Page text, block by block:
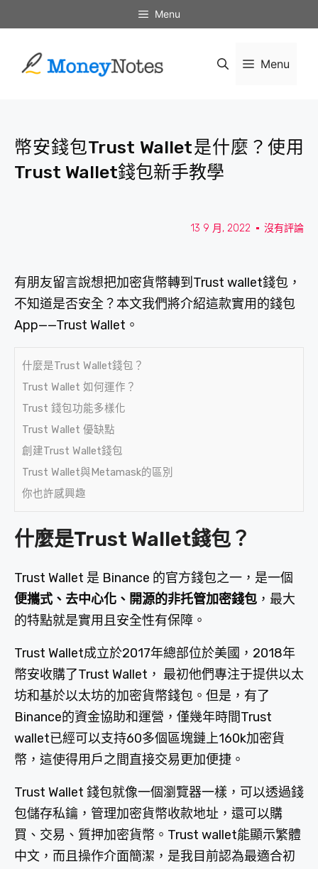
Menu
Menu
幣安錢包Trust Wallet是什麼？使用
Trust Wallet錢包新手教學
13 9 月, 2022 沒有評論
有朋友留言說想把加密貨幣轉到Trust wallet錢包，
不知道是否安全？本文我們將介紹這款實用的錢包
App——Trust Wallet。
什麼是Trust Wallet錢包？
Trust Wallet 如何運作？
Trust 錢包功能多樣化
Trust Wallet 優缺點
創建Trust Wallet錢包
Trust Wallet與Metamask的區別
你也許感興趣
什麼是Trust Wallet錢包？
Trust Wallet 是 Binance 的官方錢包之一，是一個
便攜式、去中心化、開源的非托管加密錢包 ，最大
的特點就是實用且安全性有保障。
Trust Wallet成立於2017年總部位於美國，2018年
幣安收購了Trust Wallet， 最初他們專注于提供以太
坊和基於以太坊的加密貨幣錢包。但是，有了
Binance的資金協助和運營，僅幾年時間Trust
wallet已經可以支持60多個區塊鏈上160k加密貨
幣，這使得用戶之間直接交易更加便捷。
Trust Wallet 錢包就像一個瀏覽器一樣，可以透過錢
包儲存私鑰，管理加密貨幣收款地址，還可以購
買、交易、質押加密貨幣。Trust wallet能顯示繁體
中文，而且操作介面簡潔，是我目前認為最適合初